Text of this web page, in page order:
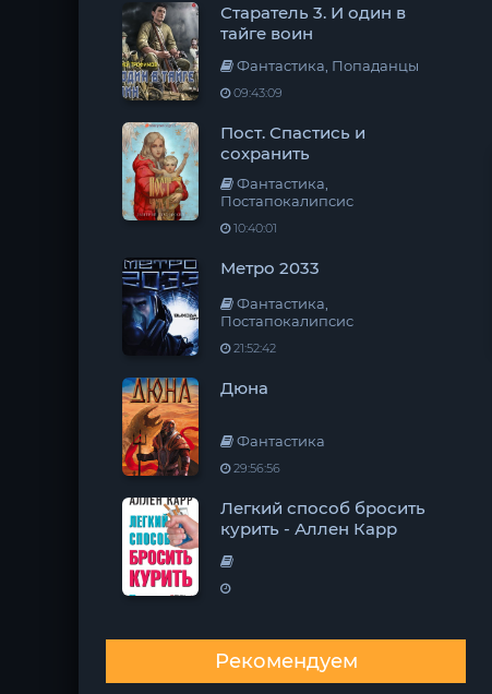
Старатель 3. И один в
тайге воин
Фантастика, Попаданцы
09:43:09
Пост. Спастись и
сохранить
Фантастика,
Постапокалипсис
10:40:01
Метро 2033
Фантастика,
Постапокалипсис
21:52:42
Дюна
Фантастика
29:56:56
Легкий способ бросить
курить - Аллен Карр
Рекомендуем